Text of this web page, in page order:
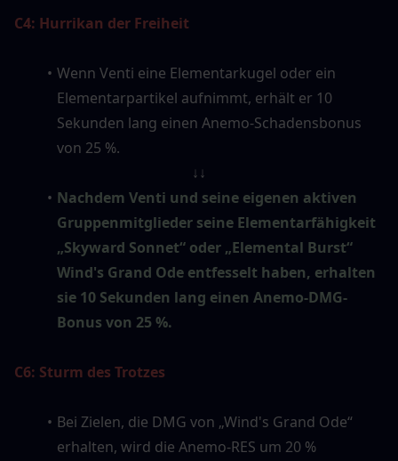
C4: Hurrikan der Freiheit
Wenn Venti eine Elementarkugel oder ein
Elementarpartikel aufnimmt, erhält er 10
Sekunden lang einen Anemo-Schadensbonus
von 25 %.
↓↓
Nachdem Venti und seine eigenen aktiven
Gruppenmitglieder seine Elementarfähigkeit
„Skyward Sonnet“ oder „Elemental Burst“
Wind's Grand Ode entfesselt haben, erhalten
sie 10 Sekunden lang einen Anemo-DMG-
Bonus von 25 %.
C6: Sturm des Trotzes
Bei Zielen, die DMG von „Wind's Grand Ode“
erhalten, wird die Anemo-RES um 20 %